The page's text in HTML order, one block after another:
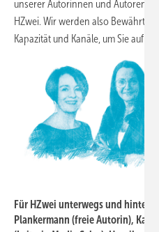
unserer Autorinnen und Autoren
HZwei. Wir werden also
Kapazität und Kanäle, um Sie auf
Für HZwei unterwegs und hinter
Plankermann (freie Autorin),